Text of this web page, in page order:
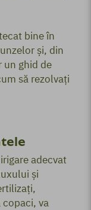
bine în
și, din
un ghid de
să rezolvați
adecvat
și
va